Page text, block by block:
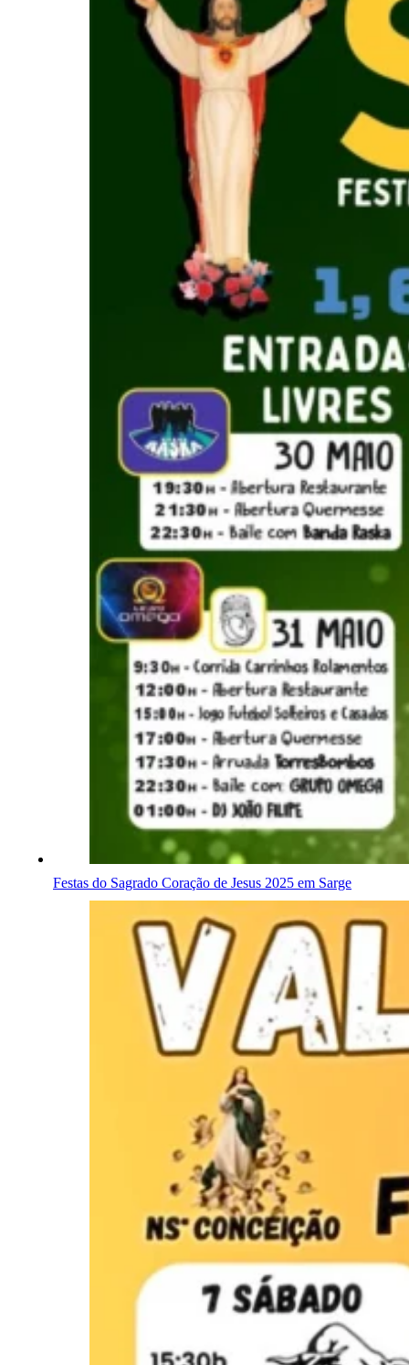
Festas do Sagrado Coração de Jesus 2025 em Sarge